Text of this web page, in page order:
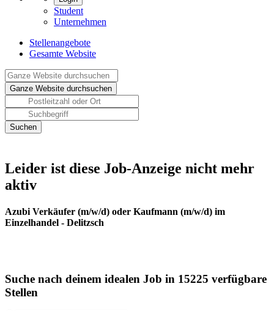
Student
Unternehmen
Stellenangebote
Gesamte Website
Leider ist diese Job-Anzeige nicht mehr
aktiv
Azubi Verkäufer (m/w/d) oder Kaufmann (m/w/d) im
Einzelhandel - Delitzsch
Suche nach deinem idealen Job in 15225 verfügbare
Stellen